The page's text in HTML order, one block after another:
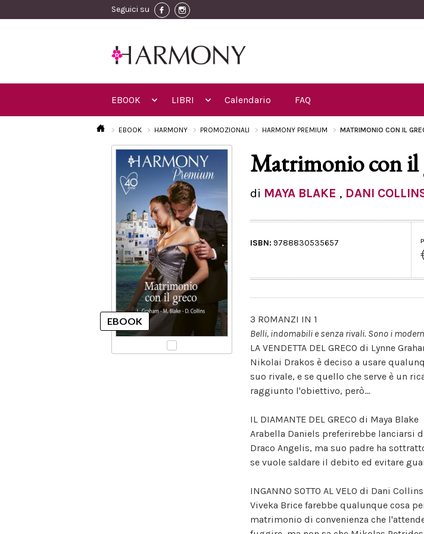
Seguici su
EBOOK LIBRI Calendario FAQ
EBOOK HARMONY PROMOZIONALI HARMONY PREMIUM MATRIMONIO CON IL
Matrimonio con il
di MAYA BLAKE , DANI
ISBN: 9788830535657
3 ROMANZI IN 1
Belli, indomabili e senza rivali. Sono i
LA VENDETTA DEL GRECO di Lynne
Nikolai Drakos è deciso a usare
suo rivale, e se quello che serve è un
raggiunto l'obiettivo, però...
IL DIAMANTE DEL GRECO di Maya Blake
Arabella Daniels preferirebbe lanciarsi
Draco Angelis, ma suo padre ha
se vuole saldare il debito ed evitare
INGANNO SOTTO AL VELO di Dani Collins
Viveka Brice farebbe qualunque cosa
matrimonio di convenienza che